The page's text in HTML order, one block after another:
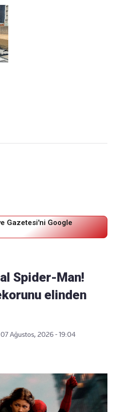
Gazetesi'ni Google
Spider-Man!
elinden
07 Ağustos, 2026 - 19:04